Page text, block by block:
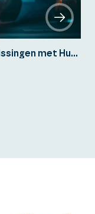
Zo maak je betere marketingbeslissingen met HubSpot’s Deep Research